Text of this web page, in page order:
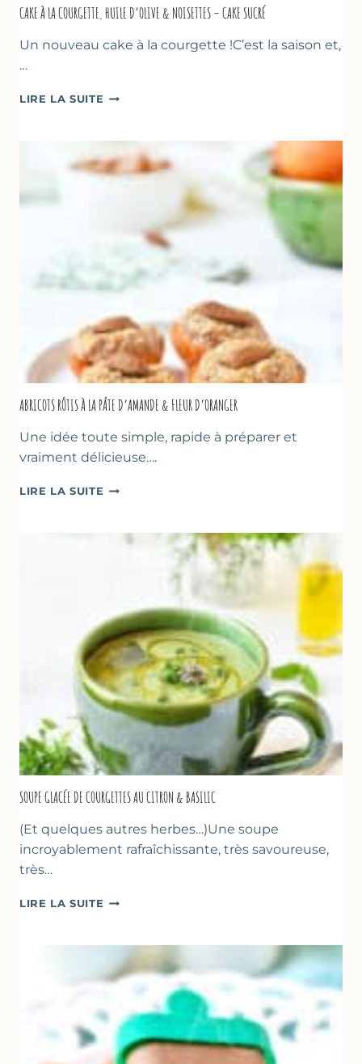
CAKE À LA COURGETTE, HUILE D’OLIVE & NOISETTES – CAKE SUCRÉ
Un nouveau cake à la courgette !C’est la saison et,
…
LIRE LA SUITE CAKE
COURGETTE,
HUILE
D’OLIVE
ABRICOTS RÔTIS À LA PÂTE D’AMANDE & FLEUR D’ORANGER
Une idée toute simple, rapide à préparer et
vraiment délicieuse….
LIRE LA SUITE ABRICOTS
D’ORANGER
SOUPE GLACÉE DE COURGETTES AU CITRON & BASILIC
(Et quelques autres herbes…)Une soupe
incroyablement rafraîchissante, très savoureuse,
très…
LIRE LA SUITE SOUPE
COURGETTES
AU
CITRON
BASILIC